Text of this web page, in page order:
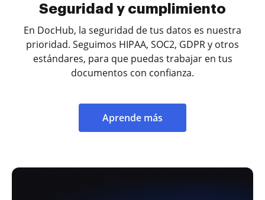
Seguridad y cumplimiento
En DocHub, la seguridad de tus datos es nuestra
prioridad. Seguimos HIPAA, SOC2, GDPR y otros
estándares, para que puedas trabajar en tus
documentos con confianza.
Aprende más